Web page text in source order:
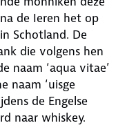
de Ieren het op
Schotland. De
die volgens hen
naam ‘aqua vitae’
naam ‘uisge
de Engelse
naar whiskey.